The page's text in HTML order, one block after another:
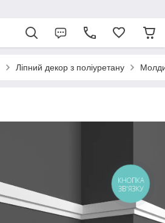
Ліпний декор з поліуретану
КНОПКА
ЗВ'ЯЗКУ